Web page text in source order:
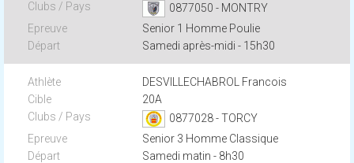
0877050 - MONTRY
Senior 1 Homme Poulie
Samedi après-midi - 15h30
DESVILLECHABROL Francois
20A
0877028 - TORCY
Senior 3 Homme Classique
Samedi matin - 8h30